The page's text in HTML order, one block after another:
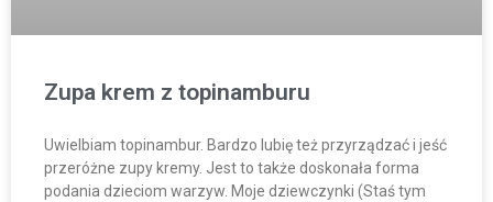
Zupa krem z topinamburu
Uwielbiam topinambur. Bardzo lubię też przyrządzać i jeść
przeróżne zupy kremy. Jest to także doskonała forma
podania dzieciom warzyw. Moje dziewczynki (Staś tym